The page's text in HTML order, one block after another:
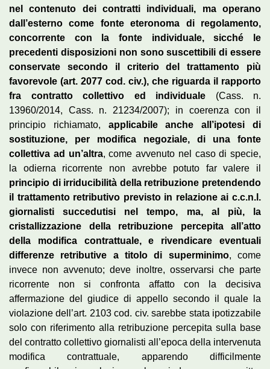
nel contenuto dei contratti individuali, ma operano
dall’esterno come fonte eteronoma di regolamento,
concorrente con la fonte individuale, sicché le
precedenti disposizioni non sono suscettibili di essere
conservate secondo il criterio del trattamento più
favorevole (art. 2077 cod. civ.), che riguarda il rapporto
fra contratto collettivo ed individuale (Cass. n.
13960/2014, Cass. n. 21234/2007); in coerenza con il
principio richiamato, applicabile anche all’ipotesi di
sostituzione, per modifica negoziale, di una fonte
collettiva ad un’altra, come avvenuto nel caso di specie,
la odierna ricorrente non avrebbe potuto far valere il
principio di irriducibilità della retribuzione pretendendo
il trattamento retributivo previsto in relazione ai c.c.n.l.
giornalisti succedutisi nel tempo, ma, al più, la
cristallizzazione della retribuzione percepita all’atto
della modifica contrattuale, e rivendicare eventuali
differenze retributive a titolo di superminimo, come
invece non avvenuto; deve inoltre, osservarsi che parte
ricorrente non si confronta affatto con la decisiva
affermazione del giudice di appello secondo il quale la
violazione dell’art. 2103 cod. civ. sarebbe stata ipotizzabile
solo con riferimento alla retribuzione percepita sulla base
del contratto collettivo giornalisti all’epoca della intervenuta
modifica contrattuale, apparendo difficilmente